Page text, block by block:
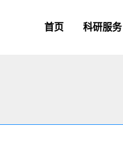
首页 科研服务